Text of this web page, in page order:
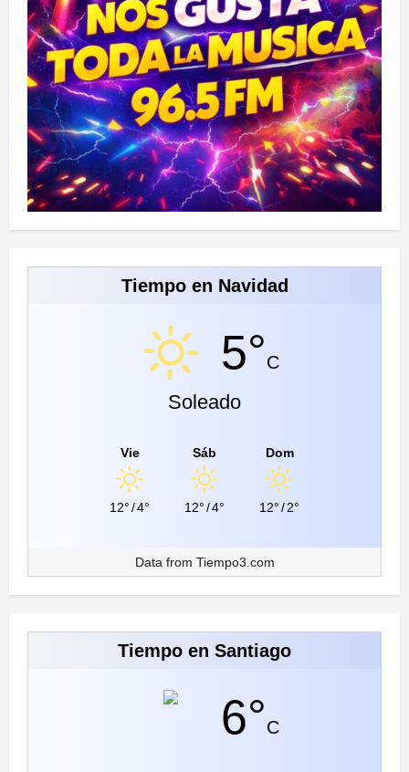
Tiempo en Navidad
5°C
Soleado
Vie
12°/4°
Sáb
12°/4°
Dom
12°/2°
Data from Tiempo3.com
Tiempo en Santiago
6°C